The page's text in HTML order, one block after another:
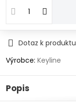
Dotaz k produktu
Výrobce: Keyline
Popis